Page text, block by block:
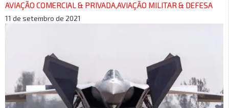
AVIAÇÃO COMERCIAL & PRIVADA,AVIAÇÃO MILITAR & DEFESA
11 de setembro de 2021